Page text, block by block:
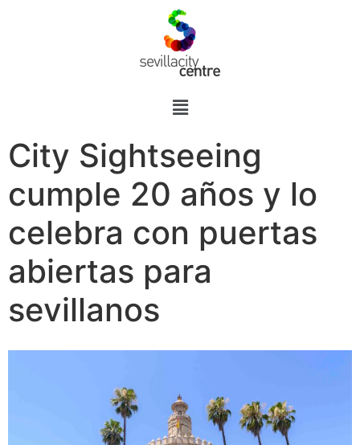
City Sightseeing
cumple 20 años y lo
celebra con puertas
abiertas para
sevillanos